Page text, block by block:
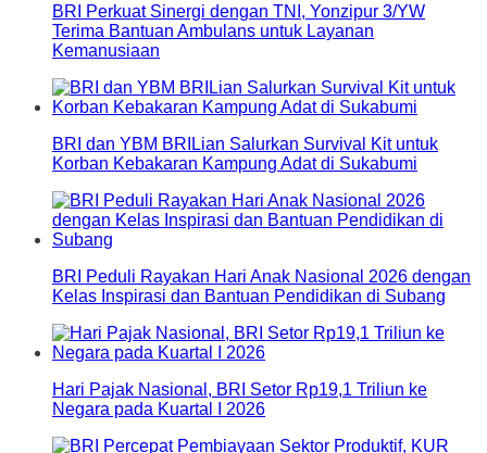
BRI Perkuat Sinergi dengan TNI, Yonzipur 3/YW
Terima Bantuan Ambulans untuk Layanan
Kemanusiaan
BRI dan YBM BRILian Salurkan Survival Kit untuk
Korban Kebakaran Kampung Adat di Sukabumi
BRI Peduli Rayakan Hari Anak Nasional 2026 dengan
Kelas Inspirasi dan Bantuan Pendidikan di Subang
Hari Pajak Nasional, BRI Setor Rp19,1 Triliun ke
Negara pada Kuartal I 2026